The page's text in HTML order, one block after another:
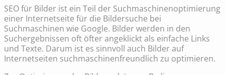
SEO für Bilder ist ein Teil der Suchmaschinenoptimierung
einer Internetseite für die Bildersuche bei
Suchmaschinen wie Google. Bilder werden in den
Suchergebnissen oft öfter angeklickt als einfache Links
und Texte. Darum ist es sinnvoll auch Bilder auf
Internetseiten suchmaschinenfreundlich zu optimieren.